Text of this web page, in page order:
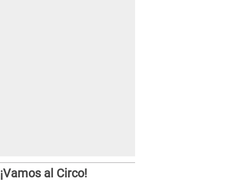
¡Vamos al Circo!